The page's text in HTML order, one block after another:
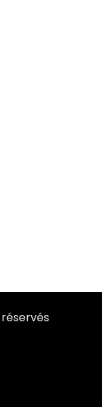
réservés